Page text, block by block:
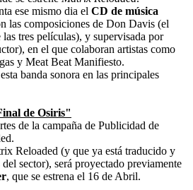
ese mismo dia el CD de música
las composiciones de Don Davis (el
tres películas), y supervisada por
en el que colaboran artistas como
y Meat Beat Manifiesto.
banda sonora en las principales
de Osiris"
de la campaña de Publicidad de
Reloaded (y que ya está traducido y
sector), será proyectado previamente
, que se estrena el 16 de Abril.